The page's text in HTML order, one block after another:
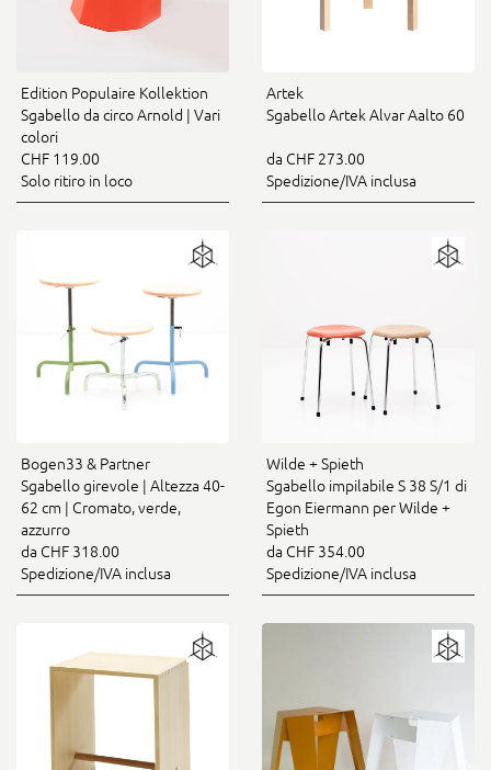
Edition Populaire Kollektion
Sgabello da circo Arnold | Vari
colori
CHF 119.00
Solo ritiro in loco
Artek
Sgabello Artek Alvar Aalto 60
da CHF 273.00
Spedizione/IVA inclusa
Bogen33 & Partner
Sgabello girevole | Altezza 40-
62 cm | Cromato, verde,
azzurro
da CHF 318.00
Spedizione/IVA inclusa
Wilde + Spieth
Sgabello impilabile S 38 S/1 di
Egon Eiermann per Wilde +
Spieth
da CHF 354.00
Spedizione/IVA inclusa